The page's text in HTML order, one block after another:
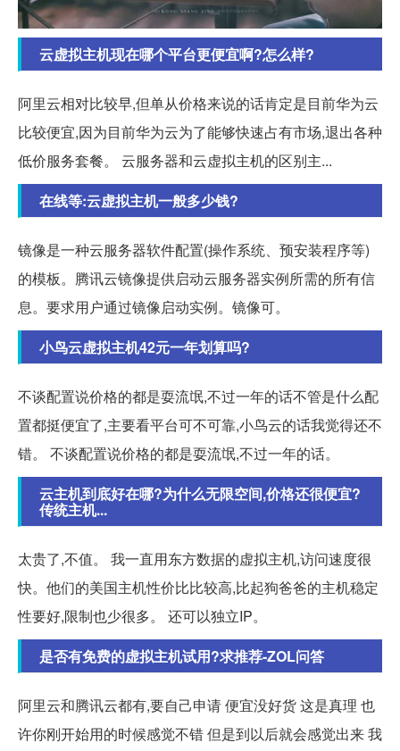
云虚拟主机现在哪个平台更便宜啊?怎么样?
阿里云相对比较早,但单从价格来说的话肯定是目前华为云
比较便宜,因为目前华为云为了能够快速占有市场,退出各种
低价服务套餐。 云服务器和云虚拟主机的区别主...
在线等:云虚拟主机一般多少钱?
镜像是一种云服务器软件配置(操作系统、预安装程序等)
的模板。腾讯云镜像提供启动云服务器实例所需的所有信
息。要求用户通过镜像启动实例。镜像可。
小鸟云虚拟主机42元一年划算吗?
不谈配置说价格的都是耍流氓,不过一年的话不管是什么配
置都挺便宜了,主要看平台可不可靠,小鸟云的话我觉得还不
错。 不谈配置说价格的都是耍流氓,不过一年的话。
云主机到底好在哪?为什么无限空间,价格还很便宜?
传统主机...
太贵了,不值。 我一直用东方数据的虚拟主机,访问速度很
快。他们的美国主机性价比比较高,比起狗爸爸的主机稳定
性要好,限制也少很多。 还可以独立IP。
是否有免费的虚拟主机试用?求推荐-ZOL问答
阿里云和腾讯云都有,要自己申请 便宜没好货 这是真理 也
许你刚开始用的时候感觉不错 但是到以后就会感觉出来 我